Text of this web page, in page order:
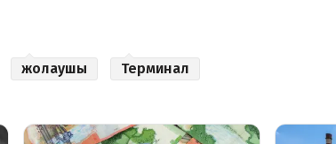
жолаушы Терминал